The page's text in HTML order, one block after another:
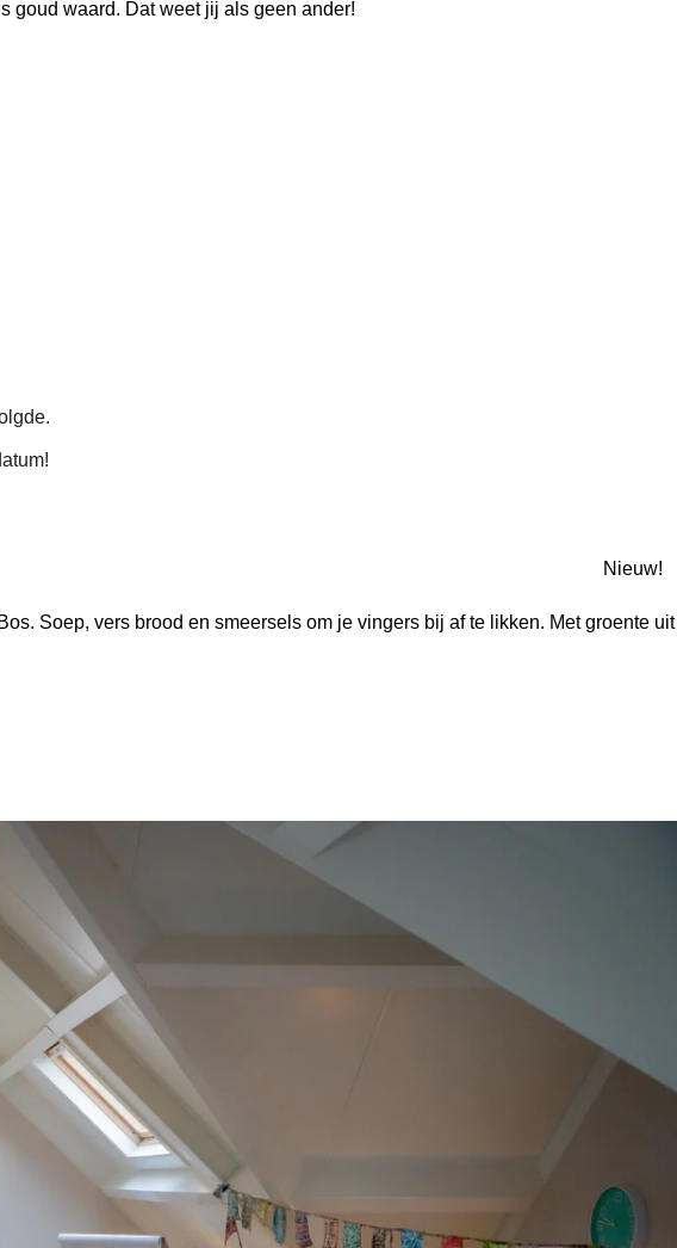
goud waard. Dat weet jij als geen ander!
Nieuw!
Soep, vers brood en smeersels om je vingers bij af te likken. Met groente uit